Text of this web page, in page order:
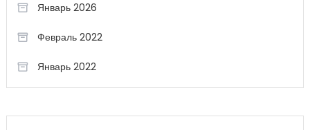
Январь 2026
Февраль 2022
Январь 2022